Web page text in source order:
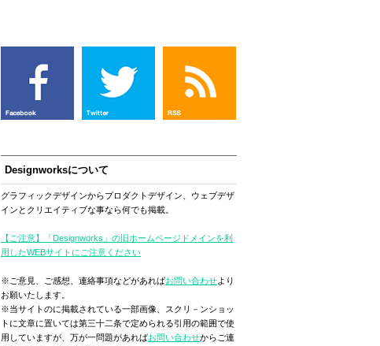
Designworksについて
グラフィックデザインからプロダクトデザイン、ウェブデザ
インとクリエイティブな事なら何でも掲載。
【ご注意】「Designworks」の旧ホームページドメインを利
用したWEBサイトにご注意ください
※ご意見、ご感想、連絡事項などがあればお問い合わせより
お願いたします。
※当サイトのに掲載されている一部画像、スクリ－ンショッ
トに文章に置いては第三十二条で定められる引用の範囲で使
用していますが、万が一問題があればお問い合わせからご連